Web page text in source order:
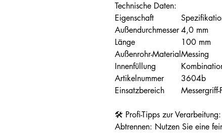
Technische Daten:
Eigenschaft
Außendurchmesser4,0 mm
Länge
100 mm
Außenrohr-MaterialMessing
Innenfüllung
Artikelnummer
3604b
Einsatzbereich
🛠️ Profi-Tipps zur Verarbeitung:
Abtrennen: Nutzen Sie eine